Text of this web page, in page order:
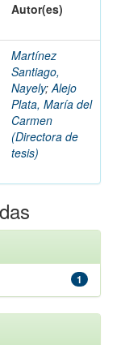
Autor(es)
Martínez
Santiago,
Nayely;Alejo
Plata, María del
Carmen
(Directora de
tesis)
1